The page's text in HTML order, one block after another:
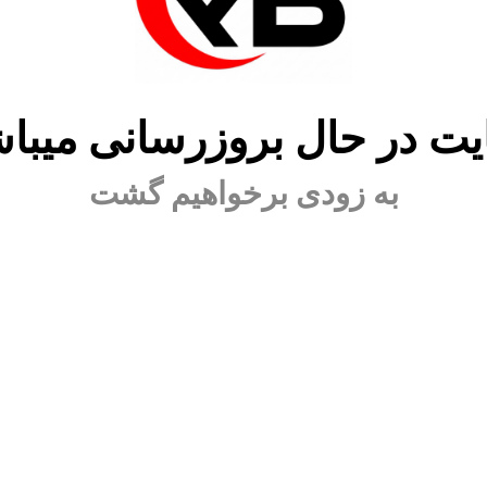
در حال بروزرسانی
به زودی برخواهیم گشت